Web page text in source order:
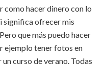
como hacer dinero con lo
significa ofrecer mis
que más puedo hacer
ejemplo tener fotos en
curso de verano. Todas